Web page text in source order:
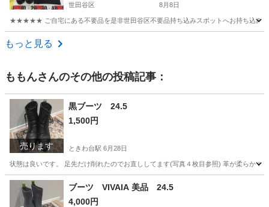
世田谷区 8月8日
★★★★★ ご自宅にある不要品を是非世田谷区不要品持ち込みスポットへお持ち込みし
東京 世田谷区
もっと見る
ももんさんのその他の投稿記事：
売ります
黒ブーツ 24.5
1,500円
ときわ台駅 6月28日
状態は良いです。 足先だけ削れたのでお直ししてます(写真４枚目参照) 革が柔らか
東京 板橋区 ときわ台駅 卒業式
ブーツ VIVAIA 美品 24.5
4,000円